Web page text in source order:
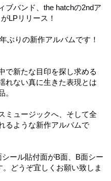
ブバンド、the hatchの2ndア
LPリリース！
ぶりの新作アルバムです！
で新たな目印を探し求める
れない真に生きた表現とは
。
ミュージックへ、そして全
るような新作アルバムで
ール貼付面がB面、B面シー
どうぞ宜しくお願い致しま